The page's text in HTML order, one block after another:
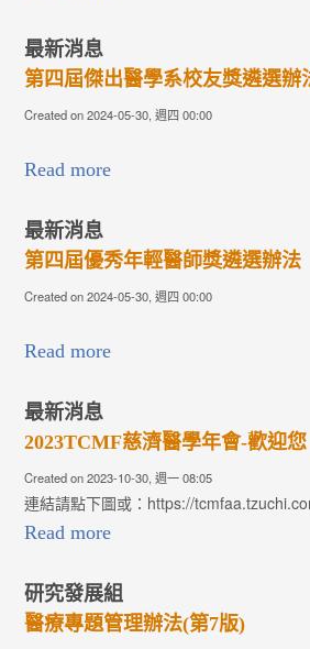
最新消息
第四屆傑出醫學系校友獎遴選辦
Created on 2024-05-30, 週四 00:00
Read more
最新消息
第四屆優秀年輕醫師獎遴選辦法
Created on 2024-05-30, 週四 00:00
Read more
最新消息
2023TCMF慈濟醫學年會-歡迎您
Created on 2023-10-30, 週一 08:05
連結請點下圖或：https://
Read more
研究發展組
醫療專題管理辦法(第7版)